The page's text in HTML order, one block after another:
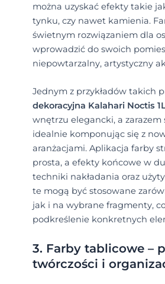
można uzyskać efekty takie
tynku, czy nawet kamienia.
świetnym rozwiązaniem dla
wprowadzić do swoich
niepowtarzalny, artystyczny
Jednym z przykładów takich
dekoracyjna Kalahari Noctis
wnętrzu elegancki, a zarazem
idealnie komponując się z
aranżacjami. Aplikacja farby
prosta, a efekty końcowe w
techniki nakładania oraz
te mogą być stosowane
jak i na wybrane fragmenty,
podkreślenie konkretnych
3. Farby tablicowe –
twórczości i